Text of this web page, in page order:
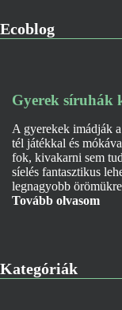
Ecoblog
Gyerek síruhák
A gyerekek imádják
tél játékkal és
fok, kivakarni sem
síelés fantasztikus
legnagyobb
Tovább olvasom
Kategóriák